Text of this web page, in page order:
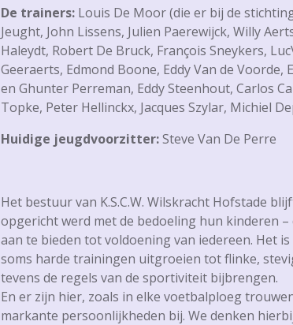
De trainers: Louis De Moor (die er bij de
Jeught, John Lissens, Julien Paerewijck, Willy
Haleydt, Robert De Bruck, François Sneykers,
Geeraerts, Edmond Boone, Eddy Van de
en Ghunter Perreman, Eddy Steenhout, Carlos
Topke, Peter Hellinckx, Jacques Szylar, Michiel
Huidige jeugdvoorzitter:Steve Van De Perre
Het bestuur van K.S.C.W. Wilskracht Hofstade
opgericht werd met de bedoeling hun kinderen
aan te bieden tot voldoening van iedereen. Het
soms harde trainingen uitgroeien tot flinke,
tevens de regels van de sportiviteit bijbrengen.
En er zijn hier, zoals in elke voetbalploeg
markante persoonlijkheden bij. We denken